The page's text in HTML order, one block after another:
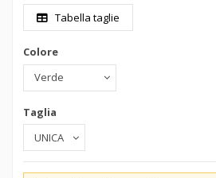
Tabella taglie
Colore
Taglia